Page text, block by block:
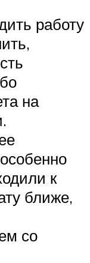
работу
на
к
ближе,
со